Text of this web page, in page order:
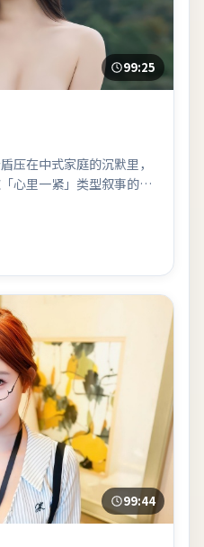
99:25
压在中式家庭的沉默里，
心里一紧」类型叙事的观
99:44